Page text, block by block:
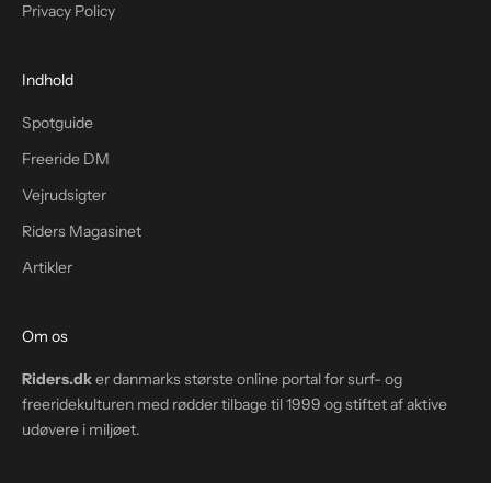
Privacy Policy
Indhold
Spotguide
Freeride DM
Vejrudsigter
Riders Magasinet
Artikler
Om os
Riders.dker danmarks største online portal for surf- og
freeridekulturen med rødder tilbage til 1999 og stiftet af aktive
udøvere i miljøet.